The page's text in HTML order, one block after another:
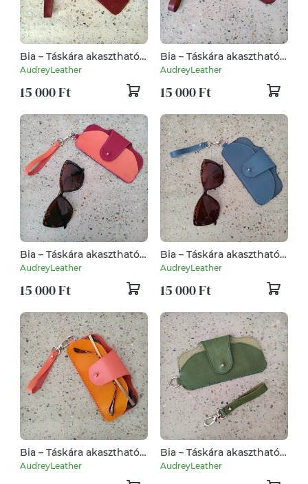
Bia – Táskára akasztható
bőr szemüvegtok
AudreyLeather
15 000 Ft
Bia – Táskára akasztható
bőr szemüvegtok
AudreyLeather
15 000 Ft
Bia – Táskára akasztható
bőr szemüvegtok
AudreyLeather
15 000 Ft
Bia – Táskára akasztható
bőr szemüvegtok
AudreyLeather
15 000 Ft
Bia – Táskára akasztható
bőr szemüvegtok
AudreyLeather
Bia – Táskára akasztható
bőr szemüvegtok
AudreyLeather